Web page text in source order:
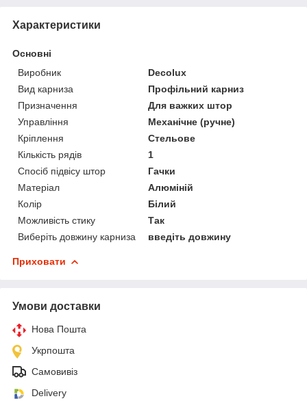
Характеристики
Основні
Виробник
Decolux
Вид карниза
Профільний карниз
Призначення
Для важких штор
Управління
Механічне (ручне)
Кріплення
Стельове
Кількість рядів
1
Спосіб підвісу штор
Гачки
Матеріал
Алюміній
Колір
Білий
Можливість стику
Так
Виберіть довжину карниза
введіть довжину
Приховати
Умови доставки
Нова Пошта
Укрпошта
Самовивіз
Delivery